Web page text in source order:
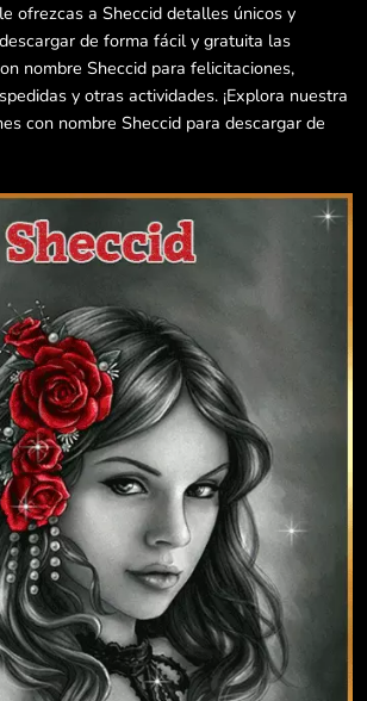
ofrezcas a Sheccid detalles únicos y
de forma fácil y gratuita las
nombre Sheccid para felicitaciones,
y otras actividades. ¡Explora nuestra
con nombre Sheccid para descargar de